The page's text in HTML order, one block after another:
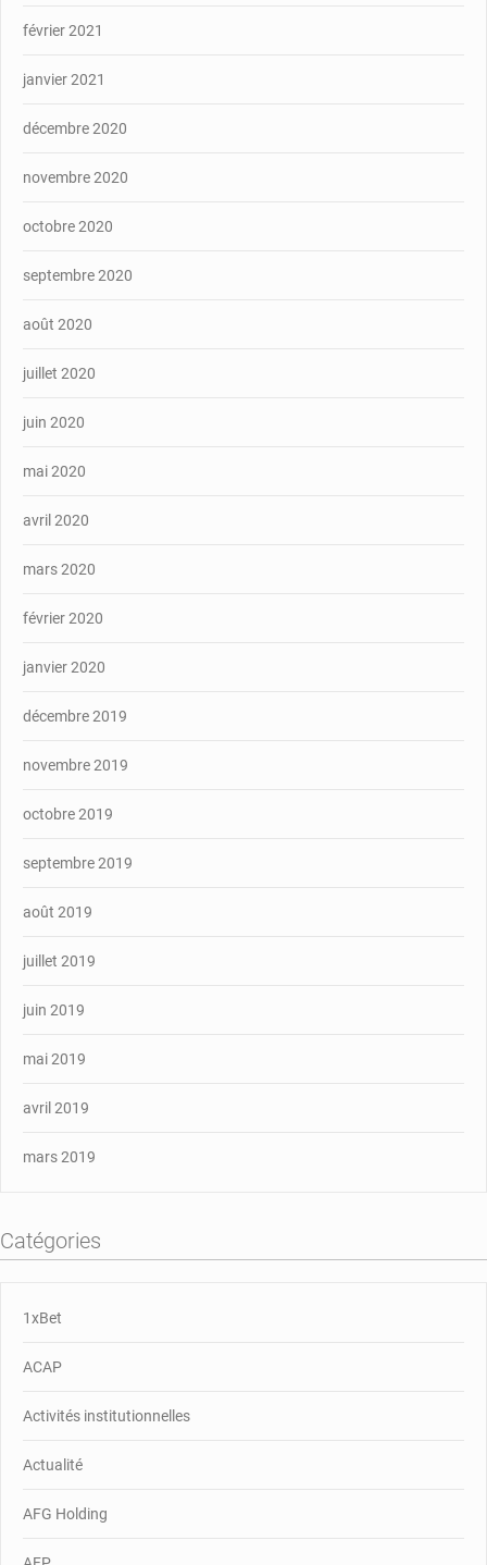
février 2021
janvier 2021
décembre 2020
novembre 2020
octobre 2020
septembre 2020
août 2020
juillet 2020
juin 2020
mai 2020
avril 2020
mars 2020
février 2020
janvier 2020
décembre 2019
novembre 2019
octobre 2019
septembre 2019
août 2019
juillet 2019
juin 2019
mai 2019
avril 2019
mars 2019
Catégories
1xBet
ACAP
Activités institutionnelles
Actualité
AFG Holding